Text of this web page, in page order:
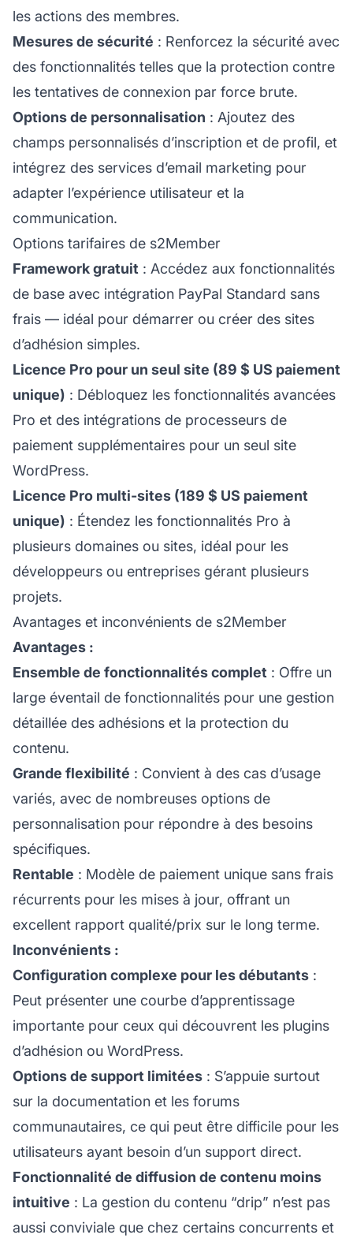
les actions des membres.
Mesures de sécurité : Renforcez la sécurité avec
des fonctionnalités telles que la protection contre
les tentatives de connexion par force brute.
Options de personnalisation : Ajoutez des
champs personnalisés d’inscription et de profil, et
intégrez des services d’email marketing pour
adapter l’expérience utilisateur et la
communication.
Options tarifaires de s2Member
Framework gratuit : Accédez aux fonctionnalités
de base avec intégration PayPal Standard sans
frais — idéal pour démarrer ou créer des sites
d’adhésion simples.
Licence Pro pour un seul site (89 $ US paiement
unique) : Débloquez les fonctionnalités avancées
Pro et des intégrations de processeurs de
paiement supplémentaires pour un seul site
WordPress.
Licence Pro multi-sites (189 $ US paiement
unique) : Étendez les fonctionnalités Pro à
plusieurs domaines ou sites, idéal pour les
développeurs ou entreprises gérant plusieurs
projets.
Avantages et inconvénients de s2Member
Avantages :
Ensemble de fonctionnalités complet : Offre un
large éventail de fonctionnalités pour une gestion
détaillée des adhésions et la protection du
contenu.
Grande flexibilité : Convient à des cas d’usage
variés, avec de nombreuses options de
personnalisation pour répondre à des besoins
spécifiques.
Rentable : Modèle de paiement unique sans frais
récurrents pour les mises à jour, offrant un
excellent rapport qualité/prix sur le long terme.
Inconvénients :
Configuration complexe pour les débutants :
Peut présenter une courbe d’apprentissage
importante pour ceux qui découvrent les plugins
d’adhésion ou WordPress.
Options de support limitées : S’appuie surtout
sur la documentation et les forums
communautaires, ce qui peut être difficile pour les
utilisateurs ayant besoin d’un support direct.
Fonctionnalité de diffusion de contenu moins
intuitive : La gestion du contenu “drip” n’est pas
aussi conviviale que chez certains concurrents et